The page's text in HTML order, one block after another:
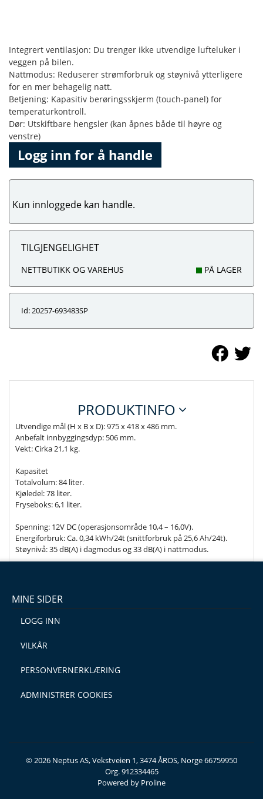
Integrert ventilasjon: Du trenger ikke utvendige lufteluker i
veggen på bilen.
Nattmodus: Reduserer strømforbruk og støynivå ytterligere
for en mer behagelig natt.
Betjening: Kapasitiv berøringsskjerm (touch-panel) for
temperaturkontroll.
Dør: Utskiftbare hengsler (kan åpnes både til høyre og
venstre)
Logg inn for å handle
Kun innloggede kan handle.
TILGJENGELIGHET
NETTBUTIKK OG VAREHUS PÅ LAGER
Id: 20257-693483SP
PRODUKTINFO
Utvendige mål (H x B x D): 975 x 418 x 486 mm.
Anbefalt innbyggingsdyp: 506 mm.
Vekt: Cirka 21,1 kg.
Kapasitet
Totalvolum: 84 liter.
Kjøledel: 78 liter.
Fryseboks: 6,1 liter.
Spenning: 12V DC (operasjonsområde 10,4 – 16,0V).
Energiforbruk: Ca. 0,34 kWh/24t (snittforbruk på 25,6 Ah/24t).
Støynivå: 35 dB(A) i dagmodus og 33 dB(A) i nattmodus.
MINE SIDER
LOGG INN
VILKÅR
PERSONVERNERKLÆRING
ADMINISTRER COOKIES
© 2026 Neptus AS, Vekstveien 1, 3474 ÅROS, Norge 66759950
Org. 912334465
Powered by Proline